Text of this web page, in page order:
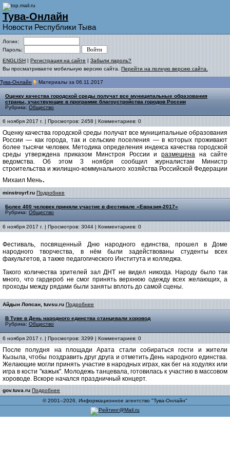
Тува-Онлайн
Новости Республики Тыва
Логин:
Пароль:
ENGLISH | Регистрация на сайте | Забыли пароль?
Вы просматриваете мобильную версию сайта. Перейти на полную версию сайта.
Тува-Онлайн Материалы за 06.11.2017
Оценку качества городской среды получат все муниципальные образования
страны, участвующие в программе благоустройства городов России
Рубрика: Общество
6 ноября 2017 г. | Просмотров: 2458 | Комментариев: 0
Оценку качества городской среды получат все муниципальные образования
России — как города, так и сельские поселения — в которых проживают
более тысячи человек. Методика определения индекса качества городской
среды утверждена приказом Минстроя России иразмещена на сайте
ведомства. Об этом 3 ноября сообщил журналистам Министр
строительства и жилищно-коммунального хозяйства Российской Федерации
Михаил Мень.
minstroyrf.ru Подробнее
Более 400 человек приняли участие в фестивале «Евразия-2017»
Рубрика: Общество
6 ноября 2017 г. | Просмотров: 3044 | Комментариев: 0
Фестиваль, посвященный Дню народного единства, прошел в Доме
народного творчества, в нём были задействованы студенты всех
факультетов, а также педагогического Института и колледжа.
Такого количества зрителей зал ДНТ не видел никогда. Народу было так
много, что гардероб не смог принять верхнюю одежду всех желающих, а
проходы между рядами были заняты вплоть до самой сцены.
Айдын Лопсан, tuvsu.ru Подробнее
В Туве в День народного единства станцевали хоровод
Рубрика: Общество
6 ноября 2017 г. | Просмотров: 3299 | Комментариев: 0
После полудня на площади Арата стали собираться гости и жители
Кызыла, чтобы поздравить друг друга и отметить День народного единства.
Желающие могли принять участие в народных играх, как бег на ходулях или
игра в кости "кажык". Молодежь танцевала, готовилась к участию в массовом
хороводе. Вскоре начался праздничный концерт.
gov.tuva.ru Подробнее
© 2001–2026, Информационное агентство "Тува-Онлайн"